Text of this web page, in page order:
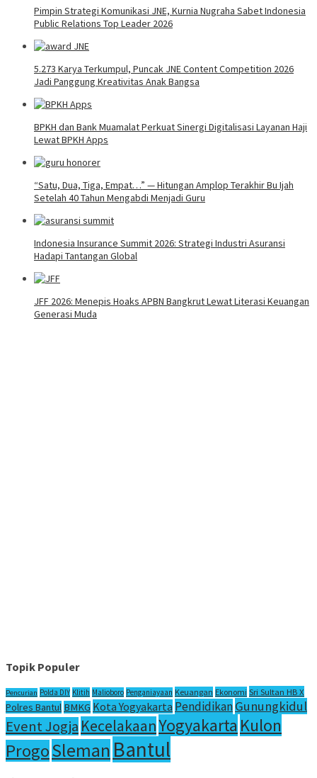
Pimpin Strategi Komunikasi JNE, Kurnia Nugraha Sabet Indonesia
Public Relations Top Leader 2026
5.273 Karya Terkumpul, Puncak JNE Content Competition 2026
Jadi Panggung Kreativitas Anak Bangsa
BPKH dan Bank Muamalat Perkuat Sinergi Digitalisasi Layanan Haji
Lewat BPKH Apps
“Satu, Dua, Tiga, Empat…” — Hitungan Amplop Terakhir Bu Ijah
Setelah 40 Tahun Mengabdi Menjadi Guru
Indonesia Insurance Summit 2026: Strategi Industri Asuransi
Hadapi Tantangan Global
JFF 2026: Menepis Hoaks APBN Bangkrut Lewat Literasi Keuangan
Generasi Muda
Topik Populer
Pencurian Polda DIY Klitih Malioboro Penganiayaan Keuangan Ekonomi Sri Sultan HB X
Polres Bantul BMKG Kota Yogyakarta PendidikanGunungkidul
Event Jogja KecelakaanYogyakarta Kulon
ProgoSleman Bantul